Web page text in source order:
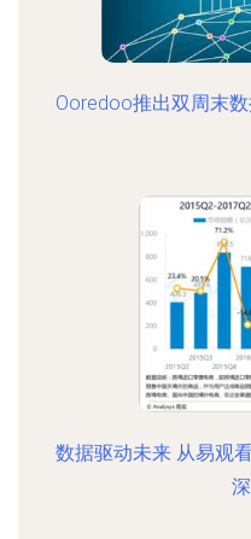
Ooredoo推出双周末
数据驱动未来 从易观